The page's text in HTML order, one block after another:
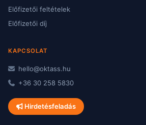
Előfizetői feltételek
Előfizetői díj
KAPCSOLAT
hello@oktass.hu
+36 30 258 5830
Hirdetésfeladás